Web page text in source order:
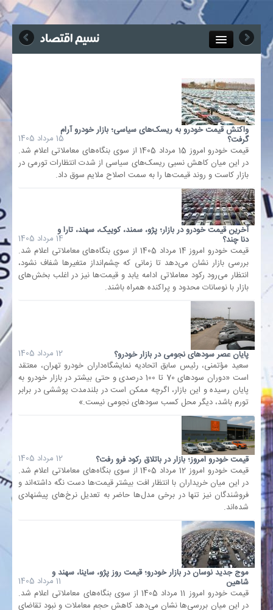
جذب خبرنگار
آگهی استخدام
پیوند‌ها
بیمه و بورس
اقتصاد
واکنش قیمت خودرو به ریسک‌های سیاسی؛ بازار خودرو آرام
گرفت؟
15 مرداد 1405
قیمت خودرو امروز 15 مرداد 1405 از سوی بنگاه‌های معاملاتی اعلام شد.
در این میان کاهش نسبی ریسک‌های سیاسی از شدت انتظارات تورمی در
بازار کاست و روند قیمت‌ها را به سمت اصلاح ملایم سوق داد.
آخرین قیمت خودرو در بازار؛ پژو، سمند، کوییک، سهند، تارا و
دنا چند؟
14 مرداد 1405
قیمت خودرو امروز 14 مرداد 1405 از سوی بنگاه‌های معاملاتی اعلام شد.
بررسی‌ بازار نشان می‌دهد تا زمانی که چشم‌انداز متغیرها شفاف‌ نشود،
انتظار می‌رود رکود معاملاتی ادامه یابد و قیمت‌ها نیز در اغلب بخش‌های
بازار با نوسانات محدود و پراکنده همراه باشند.
پایان عصر سودهای نجومی در بازار خودرو؟
12 مرداد 1405
سعید مؤتمنی، رئیس سابق اتحادیه نمایشگاه‌داران خودرو تهران، معتقد
است «دوران سودهای 70 تا 100 درصدی و حتی بیشتر در بازار خودرو به
پایان رسیده و این بازار، اگرچه ممکن است در بلندمدت پوششی در برابر
تورم باشد، دیگر محل کسب سودهای نجومی نیست.»
قیمت خودرو امروز؛ بازار در باتلاق رکود فرو رفت؟
12 مرداد 1405
قیمت خودرو امروز 12 مرداد 1405 از سوی بنگاه‌های معاملاتی اعلام شد.
در این میان خریداران با انتظار افت بیشتر قیمت‌ها دست نگه داشته‌اند و
فروشندگان نیز تنها در برخی مدل‌ها حاضر به تعدیل نرخ‌های پیشنهادی
شده‌اند.
موج جدید نوسان در بازار خودرو؛ قیمت روز پژو، ساینا، سهند و
شاهین
11 مرداد 1405
قیمت خودرو امروز 11 مرداد 1405 از سوی بنگاه‌های معاملاتی اعلام شد.
در این میان بررسی‌ها نشان می‌دهد کاهش حجم معاملات و نبود تقاضای